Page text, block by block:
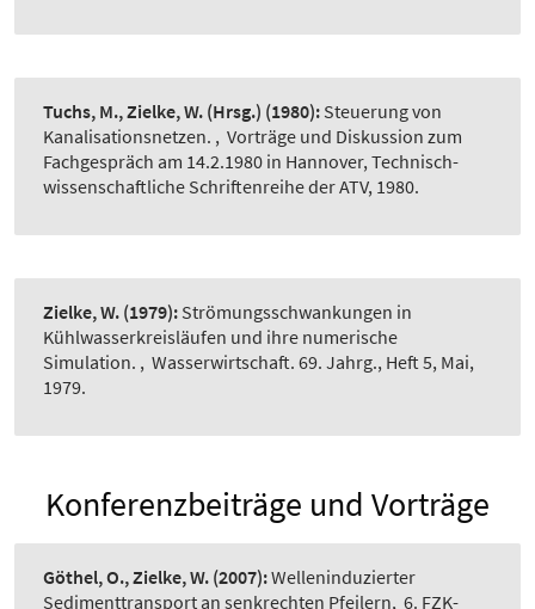
Tuchs, M., Zielke, W. (Hrsg.) (1980): Steuerung von
Kanalisationsnetzen. , Vorträge und Diskussion zum
Fachgespräch am 14.2.1980 in Hannover, Technisch-
wissenschaftliche Schriftenreihe der ATV, 1980.
Zielke, W. (1979): Strömungsschwankungen in
Kühlwasserkreisläufen und ihre numerische
Simulation. , Wasserwirtschaft. 69. Jahrg., Heft 5, Mai,
1979.
Konferenzbeiträge und Vorträge
Göthel, O., Zielke, W. (2007):Welleninduzierter
Sedimenttransport an senkrechten Pfeilern, 6. FZK-